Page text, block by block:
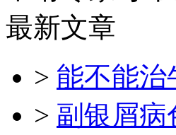
最新文章
> 能不能治
> 副银屑病